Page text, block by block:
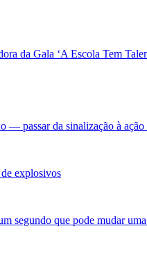
da Gala ‘A Escola Tem
— passar da sinalização à ação
explosivos
segundo que pode mudar